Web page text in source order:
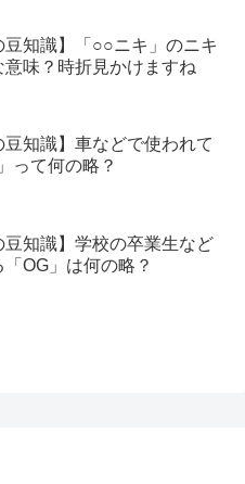
豆知識】「○○ニキ」のニキ
意味？時折見かけますね
豆知識】車などで使われて
って何の略？
豆知識】学校の卒業生など
「OG」は何の略？